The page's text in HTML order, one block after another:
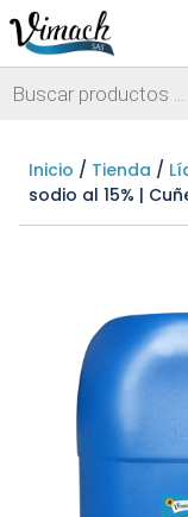
Inicio / Tienda /
sodio al 15% |